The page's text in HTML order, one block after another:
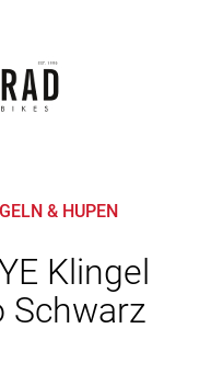
& HUPEN
Klingel
Schwarz